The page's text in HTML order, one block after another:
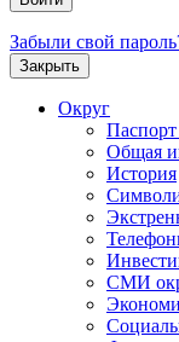
Забыли свой
Закрыть
Округ
Паспорт
Общая
История
СМИ